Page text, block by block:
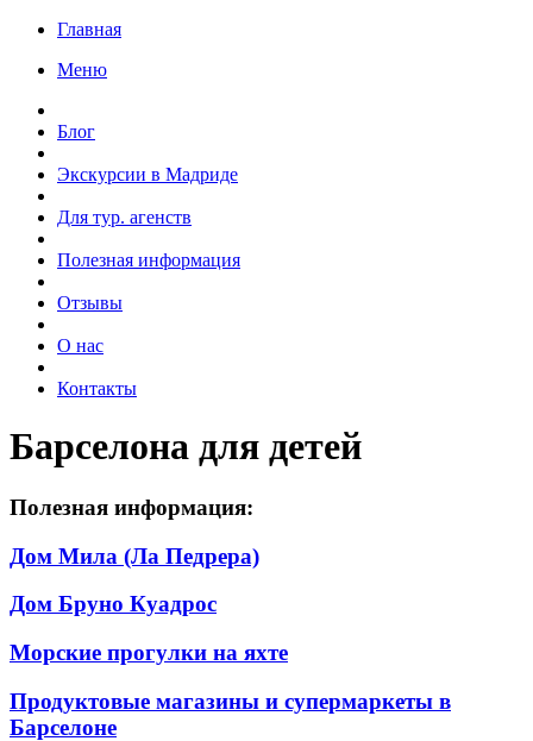
Главная
Меню
Блог
Экскурсии в Мадриде
Для тур. агенств
Полезная информация
Отзывы
О нас
Контакты
Барселона для детей
Полезная информация:
Дом Мила (Ла Педрера)
Дом Бруно Куадрос
Морские прогулки на яхте
Продуктовые магазины и супермаркеты в
Барселоне